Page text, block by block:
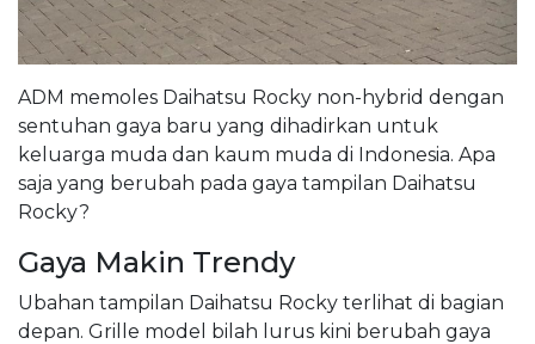
ADM memoles Daihatsu Rocky non-hybrid dengan
sentuhan gaya baru yang dihadirkan untuk
keluarga muda dan kaum muda di Indonesia. Apa
saja yang berubah pada gaya tampilan Daihatsu
Rocky?
Gaya Makin Trendy
Ubahan tampilan Daihatsu Rocky terlihat di bagian
depan. Grille model bilah lurus kini berubah gaya